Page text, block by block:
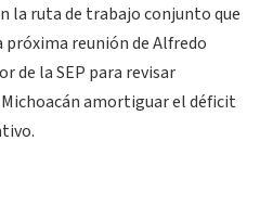
la ruta de trabajo conjunto que
reunión de Alfredo
de la SEP para revisar
amortiguar el déficit